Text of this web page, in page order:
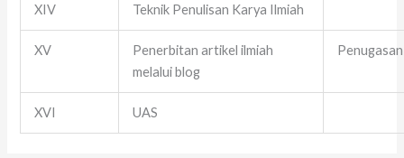
XIV Teknik Penulisan Karya Ilmiah
XV
Penerbitan artikel ilmiah
melalui blog
Penugasan
XVI UAS